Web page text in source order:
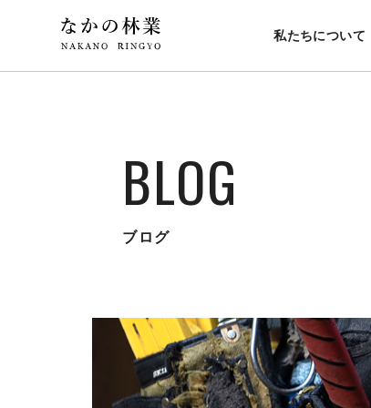
私たちについて
BLOG
ブログ